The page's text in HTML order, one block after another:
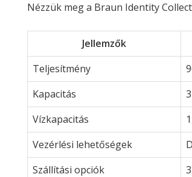
Nézzük meg a Braun Identity
Jellemzők
Teljesítmény
Kapacitás
Vízkapacitás
Vezérlési lehetőségek
Szállítási opciók